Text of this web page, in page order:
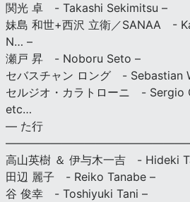
関光 卓 - Takashi Sekimitsu –
妹島 和世+西沢 立衛／SANAA -
N… –
瀬戸 昇 - Noboru Seto –
セバスチャン ロング - Sebastian
セルジオ・カラトローニ - Sergio
etc…
— た行
高山英樹 ＆ 伊与木一吉 - Hideki
田辺 麗子 - Reiko Tanabe –
谷 俊幸 - Toshiyuki Tani –